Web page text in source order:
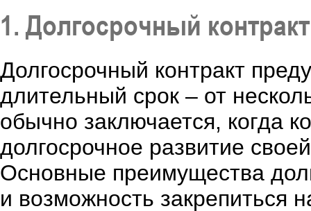
1. Долгосрочный контракт
Долгосрочный контракт
длительный срок – от
обычно заключается, когда
долгосрочное развитие
Основные преимущества
и возможность закрепиться